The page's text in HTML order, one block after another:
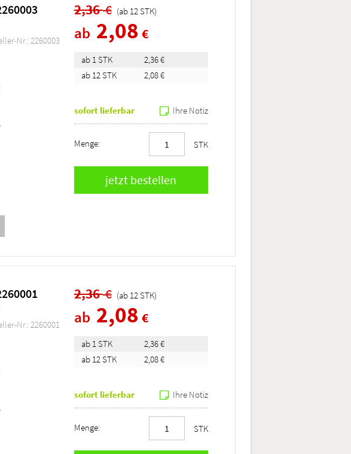
Nr.: 2260003
2,36€ (ab 12 STK)
ab 2,08 €
ab 1 STK
2,36 €
ab 12 STK
2,08 €
sofort lieferbar Ihre Notiz
Menge: STK
Nr.: 2260001
2,36€ (ab 12 STK)
ab 2,08 €
ab 1 STK
2,36 €
ab 12 STK
2,08 €
sofort lieferbar Ihre Notiz
Menge: STK